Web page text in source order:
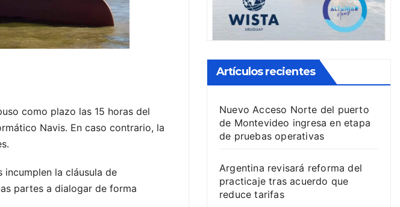
como plazo las 15 horas del
Navis. En caso contrario, la
incumplen la cláusula de
partes a dialogar de forma
Artículos recientes
Nuevo Acceso Norte del puerto
de Montevideo ingresa en etapa
de pruebas operativas
Argentina revisará reforma del
practicaje tras acuerdo que
reduce tarifas